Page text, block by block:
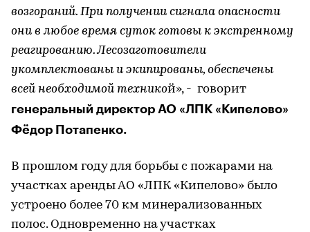
возгораний. При получении сигнала опасности
они в любое время суток готовы к экстренному
реагированию. Лесозаготовители
укомплектованы и экипированы, обеспечены
всей необходимой техникой», - говорит
генеральный директор АО «ЛПК «Кипелово»
Фёдор Потапенко.
В прошлом году для борьбы с пожарами на
участках аренды АО «ЛПК «Кипелово» было
устроено более 70 км минерализованных
полос. Одновременно на участках